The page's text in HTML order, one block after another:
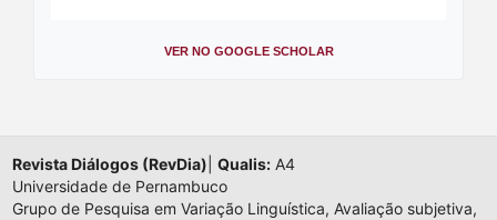
VER NO GOOGLE SCHOLAR
Revista Diálogos (RevDia) Qualis:A4
Universidade de Pernambuco
Grupo de Pesquisa em Variação Linguística, Avaliação subjetiva,